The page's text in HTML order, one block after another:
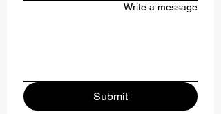
Write a message
Submit